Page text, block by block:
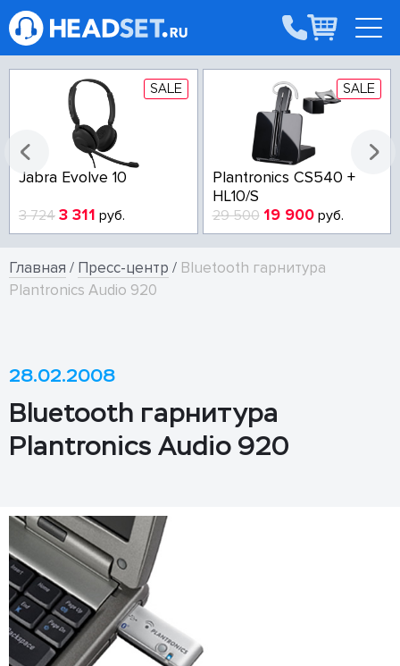
SALE
Jabra Evolve 10
3 724 3 311 руб.
SALE
Plantronics CS540 +
HL10/S
29 500 19 900руб.
Главная / Пресс-центр / Bluetooth гарнитура
Plantronics Audio 920
28.02.2008
Bluetooth гарнитура
Plantronics Audio 920